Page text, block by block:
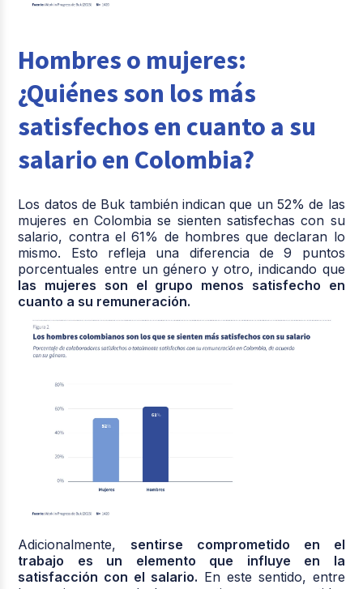
Hombres o mujeres:
¿Quiénes son los más
satisfechos en cuanto a su
salario en Colombia?
Los datos de Buk también indican que un 52% de las
mujeres en Colombia se sienten satisfechas con su
salario, contra el 61% de hombres que declaran lo
mismo. Esto refleja una diferencia de 9 puntos
porcentuales entre un género y otro, indicando que
las mujeres son el grupo menos satisfecho en
cuanto a su remuneración.
Adicionalmente, sentirse comprometido en el
trabajo es un elemento que influye en la
satisfacción con el salario. En este sentido, entre